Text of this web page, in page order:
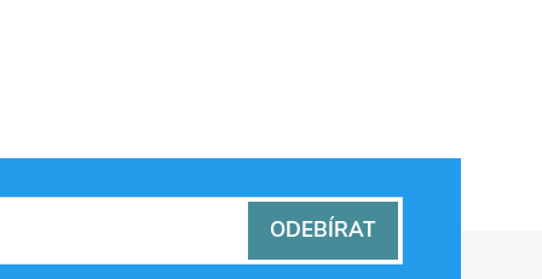
ODEBÍRAT